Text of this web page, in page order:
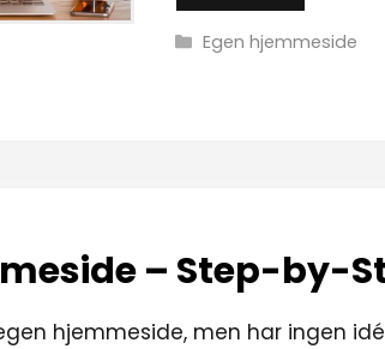
Kategorier
Egen hjemmeside
– Step-by-
hjemmeside, men har ingen